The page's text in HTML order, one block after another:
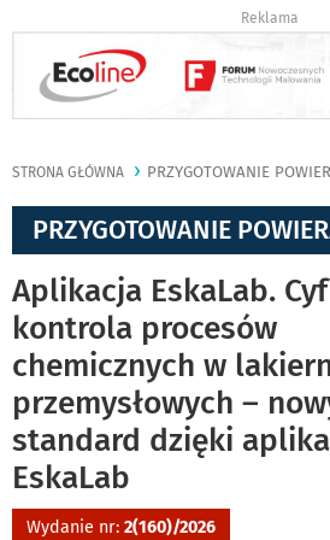
Reklama
STRONA GŁÓWNA PRZYGOTOWANIE
PRZYGOTOWANIE
Aplikacja EskaLab.
kontrola procesów
chemicznych w
przemysłowych –
standard dzięki
EskaLab
Wydanie nr: 2(160)/2026